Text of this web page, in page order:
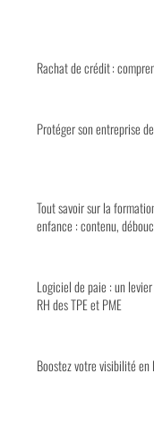
Rachat de crédit :
Protéger son entreprise
Tout savoir sur la
enfance : contenu,
Logiciel de paie : un
RH des TPE et PME
Boostez votre visibilité